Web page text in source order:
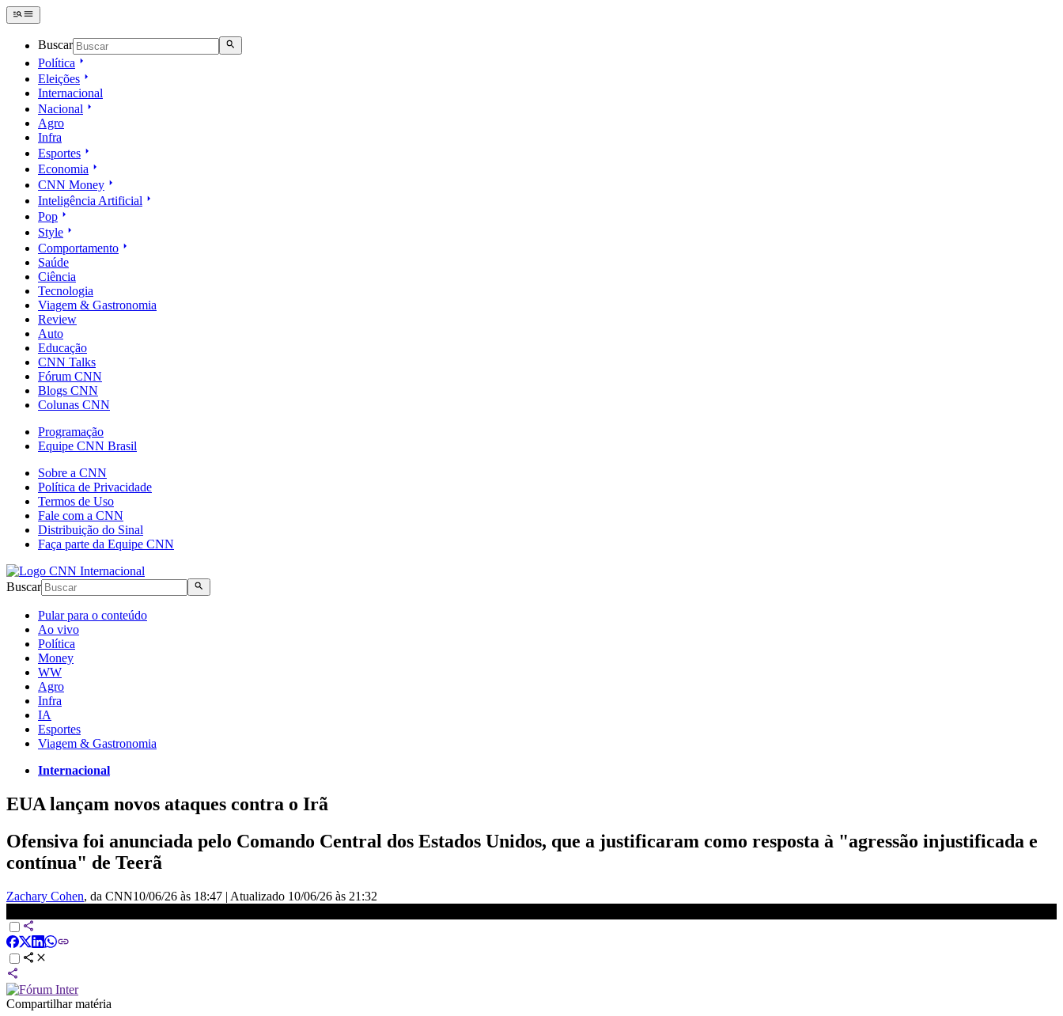
Buscar
Política
Eleições
Internacional
Nacional
Agro
Infra
Esportes
Economia
CNN Money
Inteligência Artificial
Pop
Style
Comportamento
Saúde
Ciência
Tecnologia
Viagem & Gastronomia
Review
Auto
Educação
CNN Talks
Fórum CNN
Blogs CNN
Colunas CNN
Programação
Equipe CNN Brasil
Sobre a CNN
Política de Privacidade
Termos de Uso
Fale com a CNN
Distribuição do Sinal
Faça parte da Equipe CNN
Buscar
Pular para o conteúdo
Ao vivo
Política
Money
WW
Agro
Infra
IA
Esportes
Viagem & Gastronomia
Internacional
EUA lançam novos ataques contra o Irã
Ofensiva foi anunciada pelo Comando Central dos Estados Unidos, que a justificaram como resposta à "agressão injustificada e
contínua" de Teerã
Zachary Cohen, da CNN10/06/26 às 18:47 | Atualizado 10/06/26 às 21:32
Compartilhar matéria